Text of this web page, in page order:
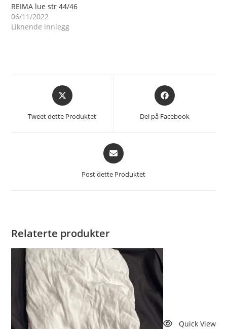
REIMA lue str 44/46
06/11/2022
Liknende innlegg
Åpnes
i
nytt
Tweet dette Produktet
Åpnes
i
et
nytt
Del på Facebook
Åpnes
i
nytt
Post dette Produktet
Relaterte produkter
Quick View